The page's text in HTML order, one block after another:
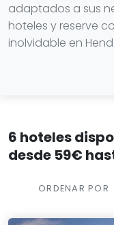
adaptados a sus
hoteles y reserve
inolvidable en
6 hoteles
desde 59€
ORDENAR POR